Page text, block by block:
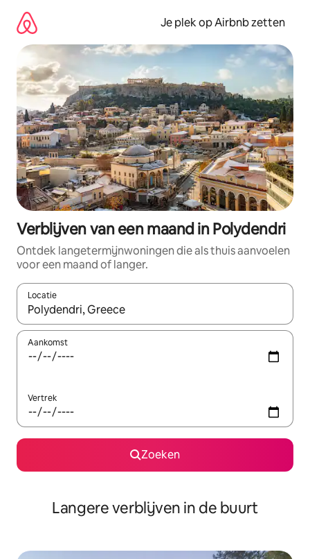
direct
naar
inhoud
Je plek op Airbnb zetten
Verblijven van een maand in Polydendri
Ontdek langetermijnwoningen die als thuis aanvoelen
voor een maand of langer.
Locatie
Wanneer er resultaten beschikbaar zijn, maak je een keuze
Aankomst
Vertrek
Zoeken
Langere verblijven in de buurt